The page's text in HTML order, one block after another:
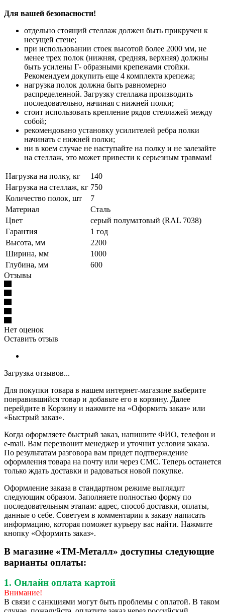
Для вашей безопасности!
отдельно стоящий стеллаж должен быть прикручен к
несущей стене;
при использовании стоек высотой более 2000 мм, не
менее трех полок (нижняя, средняя, верхняя) должны
быть усилены Г- образными крепежами стойки.
Рекомендуем докупить еще 4 комплекта крепежа;
нагрузка полок должна быть равномерно
распределенной. Загрузку стеллажа производить
последовательно, начиная с нижней полки;
стоит использовать крепление рядов стеллажей между
собой;
рекомендовано установку усилителей ребра полки
начинать с нижней полки;
ни в коем случае не наступайте на полку и не залезайте
на стеллаж, это может привести к серьезным травмам!
Нагрузка на полку, кг
140
Нагрузка на стеллаж, кг 750
Количество полок, шт
7
Материал
Сталь
Цвет
серый полуматовый (RAL 7038)
Гарантия
1 год
Высота, мм
2200
Ширина, мм
1000
Глубина, мм
600
Отзывы
Нет оценок
Оставить отзыв
Загрузка отзывов...
Для покупки товара в нашем интернет-магазине выберите
понравившийся товар и добавьте его в корзину. Далее
перейдите в Корзину и нажмите на «Оформить заказ» или
«Быстрый заказ».
Когда оформляете быстрый заказ, напишите ФИО, телефон и
e-mail. Вам перезвонит менеджер и уточнит условия заказа.
По результатам разговора вам придет подтверждение
оформления товара на почту или через СМС. Теперь останется
только ждать доставки и радоваться новой покупке.
Оформление заказа в стандартном режиме выглядит
следующим образом. Заполняете полностью форму по
последовательным этапам: адрес, способ доставки, оплаты,
данные о себе. Советуем в комментарии к заказу написать
информацию, которая поможет курьеру вас найти. Нажмите
кнопку «Оформить заказ».
В магазине «ТМ-Металл» доступны следующие
варианты оплаты:
1. Онлайн оплата картой
Внимание!
В связи с санкциями могут быть проблемы с оплатой. В таком